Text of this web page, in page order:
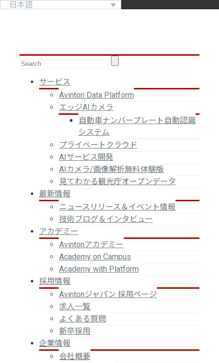
日本語
サービス
Avinton Data Platform
エッジAIカメラ
自動車ナンバープレート自動認識
システム
プライベートクラウド
AIサービス開発
AIカメラ/画像解析無料体験版
見てわかる観光庁オープンデータ
最新情報
ニュースリリース＆イベント情報
技術ブログ＆インタビュー
アカデミー
Avintonアカデミー
Academy on Campus
Academy with Platform
採用情報
Avintonジャパン 採用ページ
求人一覧
よくある質問
新卒採用
企業情報
会社概要